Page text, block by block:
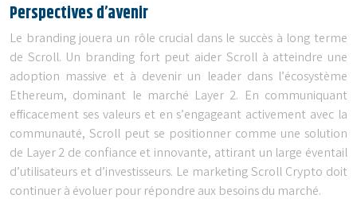
Perspectives d’avenir
Le branding jouera un rôle crucial dans le succès à long terme
de Scroll. Un branding fort peut aider Scroll à atteindre une
adoption massive et à devenir un leader dans l’écosystème
Ethereum, dominant le marché Layer 2. En communiquant
efficacement ses valeurs et en s’engageant activement avec la
communauté, Scroll peut se positionner comme une solution
de Layer 2 de confiance et innovante, attirant un large éventail
d’utilisateurs et d’investisseurs. Le marketing Scroll Crypto doit
continuer à évoluer pour répondre aux besoins du marché.